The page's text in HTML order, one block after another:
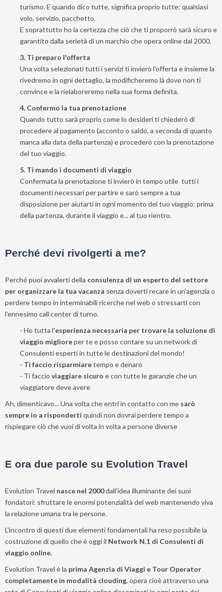
turismo. E quando dico tutte, significa proprio tutte: qualsiasi
volo, servizio, pacchetto.
E soprattutto ho la certezza che ciò che ti proporrò sarà sicuro e
garantito dalla serietà di un marchio che opera online dal 2000.
3. Ti preparo l'offerta
Una volta selezionati tutti i servizi ti invierò l'offerta e insieme la
rivedremo in ogni dettaglio, la modificheremo là dove non ti
convince e la rielaboreremo nella sua forma definita.
4. Confermo la tua prenotazione
Quando tutto sarà proprio come lo desideri ti chiederò di
procedere al pagamento (acconto o saldo, a seconda di quanto
manca alla data della partenza) e procederò con la prenotazione
del tuo viaggio.
5. Ti mando i documenti di viaggio
Confermata la prenotazione ti invierò in tempo utile tutti i
documenti necessari per partire e sarò sempre a tua
disposizione per aiutarti in ogni momento del tuo viaggio: prima
della partenza, durante il viaggio e... al tuo rientro.
Perché devi rivolgerti a me?
Perché puoi avvalerti della consulenza di un esperto del settore
per organizzare la tua vacanza senza doverti recare in un'agenzia o
perdere tempo in interminabili ricerche nel web o stressarti con
l'ennesimo call center di turno.
- Ho tutta l'esperienza necessaria per trovare la soluzione di
viaggio miglioreper te e posso contare su un network di
Consulenti esperti in tutte le destinazioni del mondo!
- Ti faccio risparmiaretempo e denaro
- Ti faccio viaggiare sicuro e con tutte le garanzie che un
viaggiatore deve avere
Ah, dimenticavo... Una volta che entri in contatto con me sarò
sempre io a risponderti quindi non dovrai perdere tempo a
rispiegare ciò che vuoi di volta in volta a persone diverse
E ora due parole su Evolution Travel
Evolution Travel nasce nel 2000dall'idea illuminante dei suoi
fondatori: sfruttare le enormi potenzialità del web mantenendo viva
la relazione umana tra le persone.
L'incontro di questi due elementi fondamentali ha reso possibile la
costruzione di quello che è oggi il Network N.1 di Consulenti di
viaggio online.
Evolution Travel è la prima Agenzia di Viaggi e Tour Operator
completamente in modalità clouding, opera cioè attraverso una